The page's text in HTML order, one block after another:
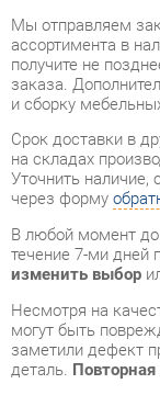
и сборку
Срок доставки в
на складах
Уточнить наличие,
через форму
В любой момент до
течение 7-ми дней
изменить выбор
Несмотря на
могут быть
заметили дефект
деталь.Повторная
На всю мебель
распространяется
года с момента